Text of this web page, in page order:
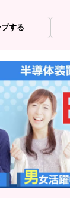
する